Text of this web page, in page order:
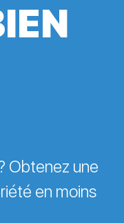
Obtenez une
en moins